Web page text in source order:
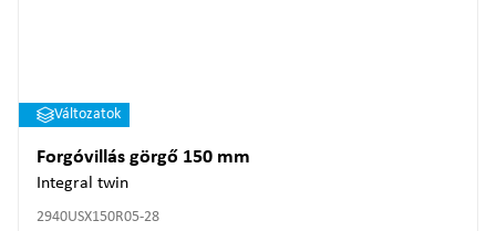
Változatok
Forgóvillás görgő 150 mm
Integral twin
2940USX150R05-28